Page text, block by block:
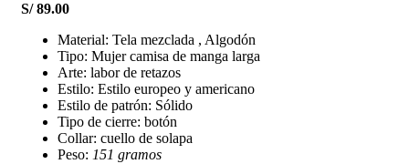
S/89.00
Material: Tela mezclada , Algodón
Tipo: Mujer camisa de manga larga
Arte: labor de retazos
Estilo: Estilo europeo y americano
Estilo de patrón: Sólido
Tipo de cierre: botón
Collar: cuello de solapa
Peso: 151 gramos